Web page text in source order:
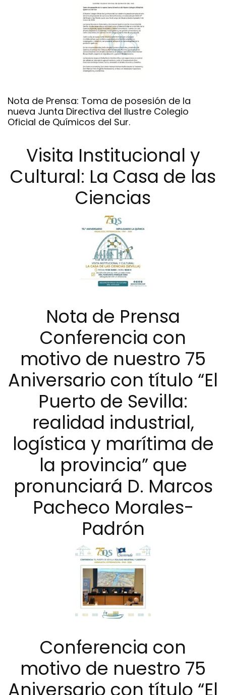
Nota de Prensa: Toma de posesión de la
nueva Junta Directiva del Ilustre Colegio
Oficial de Químicos del Sur.
Visita Institucional y
Cultural: La Casa de las
Ciencias
Nota de Prensa
Conferencia con
motivo de nuestro 75
Aniversario con título “El
Puerto de Sevilla:
realidad industrial,
logística y marítima de
la provincia” que
pronunciará D. Marcos
Pacheco Morales-
Padrón
Conferencia con
motivo de nuestro 75
Aniversario con título “El